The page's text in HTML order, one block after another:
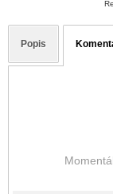
Popis